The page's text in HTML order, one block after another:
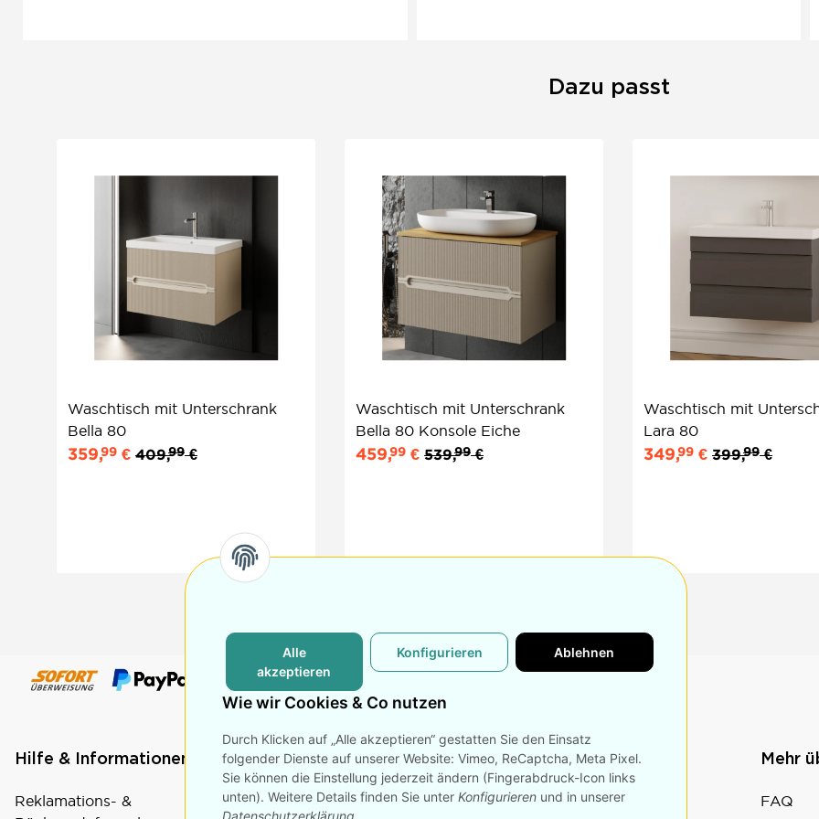
Dazu passt
Waschtisch mit Unterschrank
Bella 80
359,99 € 409,99€
Waschtisch mit Unterschrank
Bella 80 Konsole Eiche
459,99 € 539,99€
Waschtisch mit
Lara 80
349,99 € 399,99€
Hilfe & Informationen
Reklamations- &
Rechtliche Seiten
Datenschutz
Konto
Bestellvorgang
Mehr
FAQ
Alle
akzeptieren
Konfigurieren Ablehnen
Wie wir Cookies & Co nutzen
Durch Klicken auf „Alle akzeptieren“ gestatten Sie den Einsatz
folgender Dienste auf unserer Website: Vimeo, ReCaptcha, Meta Pixel.
Sie können die Einstellung jederzeit ändern (Fingerabdruck-Icon links
unten). Weitere Details finden Sie unter Konfigurierenund in unserer